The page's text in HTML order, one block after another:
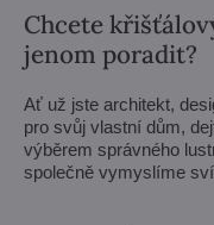
Chcete
jenom poradit?
Ať už jste architekt,
pro svůj vlastní dům,
výběrem správného
společně vymyslíme